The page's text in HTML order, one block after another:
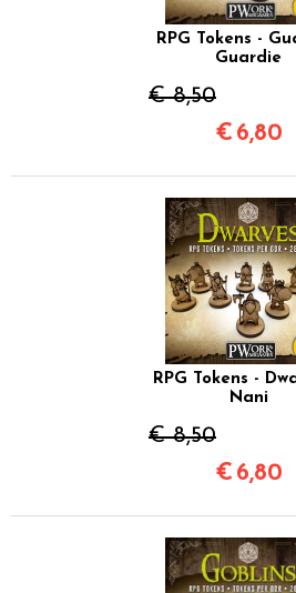
RPG Tokens -
Guardie
€ 8,50
€ 6,80
RPG Tokens -
Nani
€ 8,50
€ 6,80